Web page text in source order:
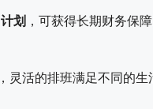
划 ，可获得长期财务保
活的排班满足不同的生